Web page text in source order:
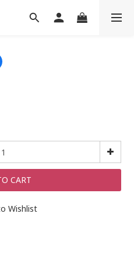
CART
Wishlist